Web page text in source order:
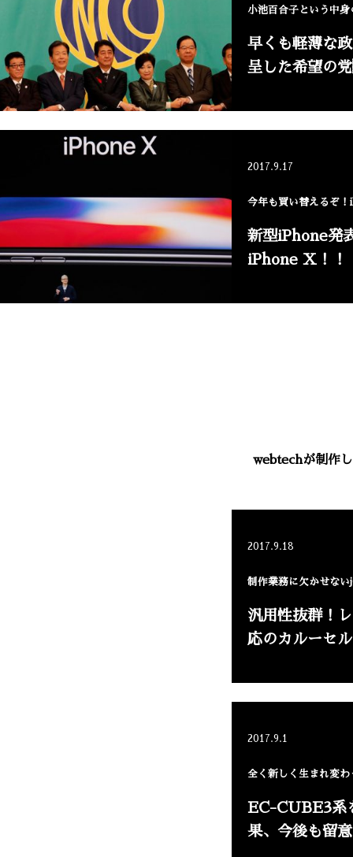
小池百合子という中身
早くも軽薄な
呈した希望の
2017.9.17
今年も買い替えるぞ
新型iPhone発
iPhone X！！
webtechが制作
2017.9.18
制作業務に欠かせな
汎用性抜群！
応のカルーセ
2017.9.1
全く新しく生まれ変
EC-CUBE3系
果、今後も留